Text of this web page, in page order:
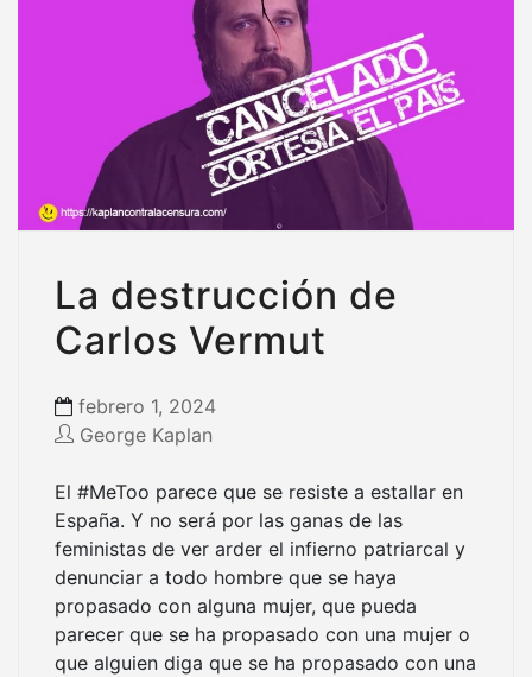
La destrucción de
Carlos Vermut
febrero 1, 2024
George Kaplan
El #MeToo parece que se resiste a estallar en
España. Y no será por las ganas de las
feministas de ver arder el infierno patriarcal y
denunciar a todo hombre que se haya
propasado con alguna mujer, que pueda
parecer que se ha propasado con una mujer o
que alguien diga que se ha propasado con una